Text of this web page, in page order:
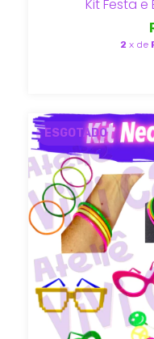
Kit Festa e
2 x de
ESGOTADO